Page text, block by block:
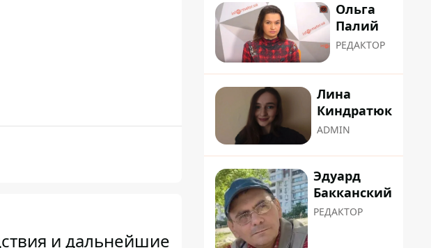
и дальнейшие
Ольга
Палий
РЕДАКТОР
Лина
Киндратюк
ADMIN
Эдуард
Бакканский
РЕДАКТОР